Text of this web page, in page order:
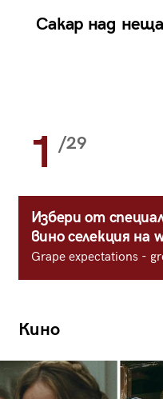
Сакар над
1 /29
Избери от
вино селекция на
Grape expectations -
Кино